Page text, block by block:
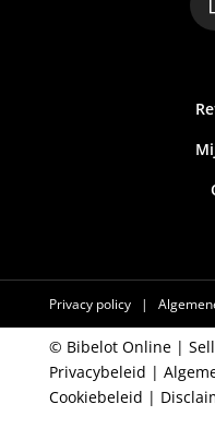
Privacy policy |
© Bibelot Online |
Privacybeleid |
Cookiebeleid |